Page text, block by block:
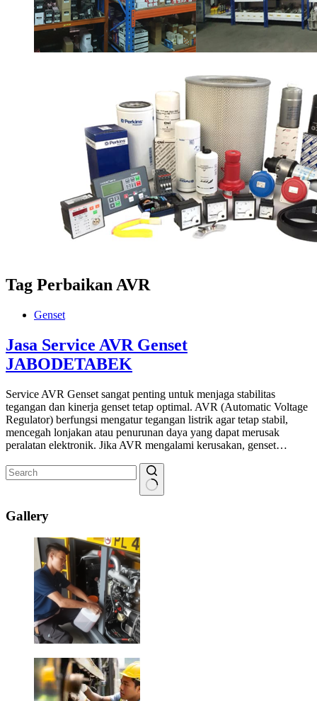
Tag Perbaikan AVR
Genset
Jasa Service AVR Genset
JABODETABEK
Service AVR Genset sangat penting untuk menjaga stabilitas
tegangan dan kinerja genset tetap optimal. AVR (Automatic Voltage
Regulator) berfungsi mengatur tegangan listrik agar tetap stabil,
mencegah lonjakan atau penurunan daya yang dapat merusak
peralatan elektronik. Jika AVR mengalami kerusakan, genset…
results
Gallery